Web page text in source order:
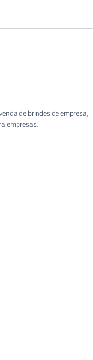
de brindes de empresa,
empresas.